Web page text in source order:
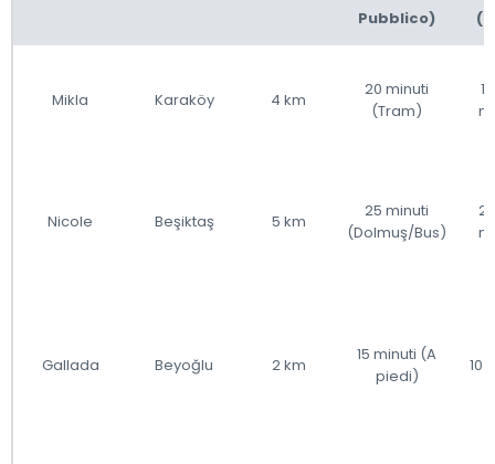
Pubblico)
Mikla Karaköy 4 km
20 minuti
(Tram)
Nicole Beşiktaş 5 km
25 minuti
(Dolmuş/Bus)
Gallada Beyoğlu 2 km
15 minuti (A
piedi)
10